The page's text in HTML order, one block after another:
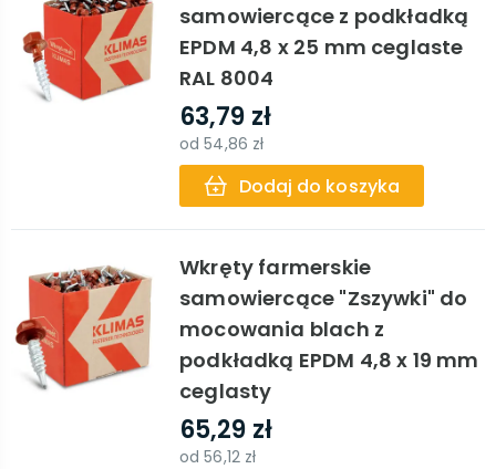
samowiercące z podkładką
EPDM 4,8 x 25 mm ceglaste
RAL 8004
63,79 zł
od54,86 zł
Dodaj do koszyka
Wkręty farmerskie
samowiercące "Zszywki" do
mocowania blach z
podkładką EPDM 4,8 x 19 mm
ceglasty
65,29 zł
od56,12 zł